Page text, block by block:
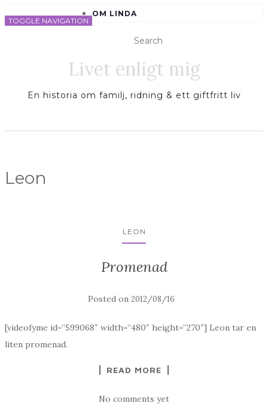
TOGGLE NAVIGATION
OM LINDA
Livet enligt mig
En historia om familj, ridning & ett giftfritt liv
Leon
LEON
Promenad
Posted on 2012/08/16
[videofyme id=”599068″ width=”480″ height=”270″] Leon tar en
liten promenad.
READ MORE
No comments yet